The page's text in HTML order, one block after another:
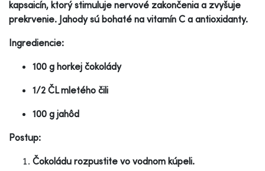
kapsaicín, ktorý stimuluje nervové zakončenia a zvyšuje
prekrvenie. Jahody sú bohaté na vitamín C a antioxidanty.
Ingrediencie:
100 g horkej čokolády
1/2 ČL mletého čili
100 g jahôd
Postup:
Čokoládu rozpustite vo vodnom kúpeli.